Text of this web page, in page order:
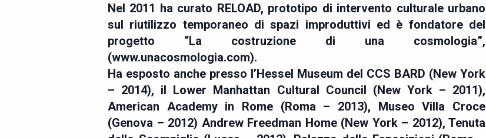
Nel 2011 ha curato RELOAD, prototipo di intervento culturale urbano
sul riutilizzo temporaneo di spazi improduttivi ed è fondatore del
progetto “La costruzione di una cosmologia”,
(www.unacosmologia.com).
Ha esposto anche presso l’Hessel Museum del CCS BARD (New York
– 2014), il Lower Manhattan Cultural Council (New York – 2011),
American Academy in Rome (Roma – 2013), Museo Villa Croce
(Genova – 2012) Andrew Freedman Home (New York – 2012), Tenuta